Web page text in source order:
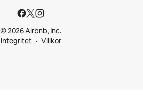
© 2026 Airbnb, Inc.
Integritet
Villkor